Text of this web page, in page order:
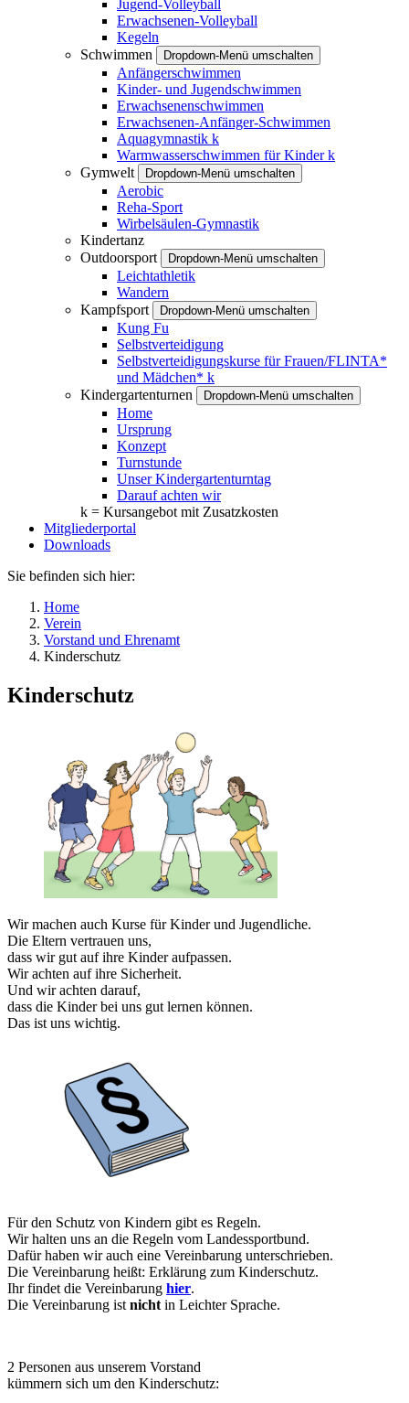
Jugend-Volleyball
Erwachsenen-Volleyball
Kegeln
Schwimmen
Dropdown-Menü umschalten
Anfängerschwimmen
Kinder- und Jugendschwimmen
Erwachsenenschwimmen
Erwachsenen-Anfänger-Schwimmen
Aquagymnastik k
Warmwasserschwimmen für Kinderk
Gymwelt
Dropdown-Menü umschalten
Aerobic
Reha-Sport
Wirbelsäulen-Gymnastik
Kindertanz
Outdoorsport
Dropdown-Menü umschalten
Leichtathletik
Wandern
Kampfsport
Dropdown-Menü umschalten
Kung Fu
Selbstverteidigung
Selbstverteidigungskurse für Frauen/FLINTA*
und Mädchen* k
Kindergartenturnen
Dropdown-Menü umschalten
Home
Ursprung
Konzept
Turnstunde
Unser Kindergartenturntag
Darauf achten wir
k = Kursangebot mit Zusatzkosten
Mitgliederportal
Downloads
Sie befinden sich hier:
Home
Verein
Vorstand und Ehrenamt
Kinderschutz
Kinderschutz
Wir machen auch Kurse für Kinder und Jugendliche.
Die Eltern vertrauen uns,
dass wir gut auf ihre Kinder aufpassen.
Wir achten auf ihre Sicherheit.
Und wir achten darauf,
dass die Kinder bei uns gut lernen können.
Das ist uns wichtig.
Für den Schutz von Kindern gibt es Regeln.
Wir halten uns an die Regeln vom Landessportbund.
Dafür haben wir auch eine Vereinbarung unterschrieben.
Die Vereinbarung heißt: Erklärung zum Kinderschutz.
Ihr findet die Vereinbarung hier.
Die Vereinbarung ist nicht in Leichter Sprache.
2 Personen aus unserem Vorstand
kümmern sich um den Kinderschutz: